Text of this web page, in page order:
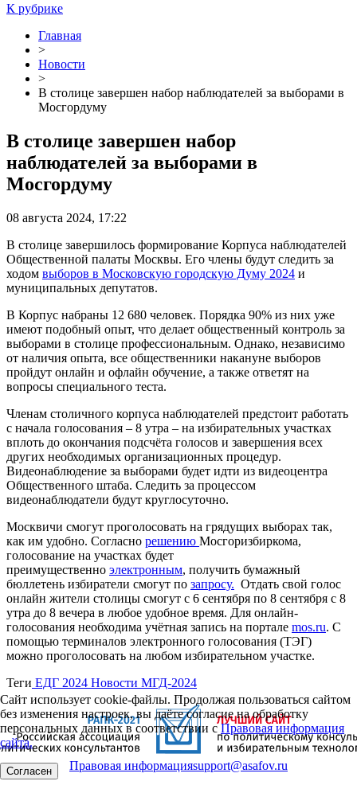
К рубрике
Главная
>
Новости
>
В столице завершен набор наблюдателей за выборами в
Мосгордуму
В столице завершен набор
наблюдателей за выборами в
Мосгордуму
08 августа 2024, 17:22
В столице завершилось формирование Корпуса наблюдателей
Общественной палаты Москвы. Его члены будут следить за
ходом выборов в Московскую городскую Думу 2024 и
муниципальных депутатов.
В Корпус набраны 12 680 человек. Порядка 90% из них уже
имеют подобный опыт, что делает общественный контроль за
выборами в столице профессиональным. Однако, независимо
от наличия опыта, все общественники накануне выборов
пройдут онлайн и офлайн обучение, а также ответят на
вопросы специального теста.
Членам столичного корпуса наблюдателей предстоит работать
с начала голосования – 8 утра – на избирательных участках
вплоть до окончания подсчёта голосов и завершения всех
других необходимых организационных процедур.
Видеонаблюдение за выборами будет идти из видеоцентра
Общественного штаба. Следить за процессом
видеонаблюдатели будут круглосуточно.
Москвичи смогут проголосовать на грядущих выборах так,
как им удобно. Согласно решению Мосгоризбиркома,
голосование на участках будет
преимущественно электронным, получить бумажный
бюллетень избиратели смогут по запросу. Отдать свой голос
онлайн жители столицы смогут с 6 сентября по 8 сентября с 8
утра до 8 вечера в любое удобное время. Для онлайн-
голосования необходима учётная запись на портале mos.ru. С
помощью терминалов электронного голосования (ТЭГ)
можно проголосовать на любом избирательном участке.
Теги ЕДГ 2024 Новости МГД-2024
Сайт использует cookie-файлы. Продолжая пользоваться сайтом
без изменения настроек, вы даёте согласие на обработку
персональных данных в соответствии сПравовая информация
сайта.
Согласен Правовая информацияsupport@asafov.ru